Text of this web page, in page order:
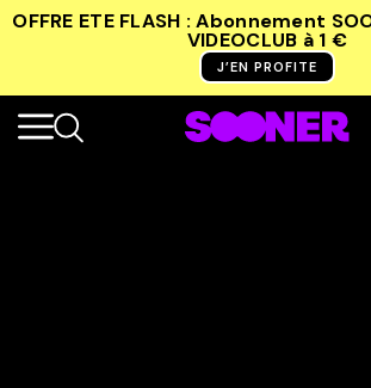
OFFRE ETE FLASH : Abonnement
VIDEOCLUB à 1 €
J’EN PROFITE